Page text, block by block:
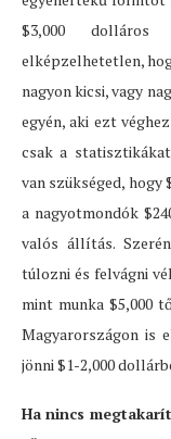
$3,000
elképzelhetetlen,
nagyon kicsi, vagy
egyén, aki ezt
csak a
van szükséged,
a nagyotmondók
valós állítás.
túlozni és felvágni
mint munka $5,000
Magyarországon is
jönni $1-2,000
Ha nincs